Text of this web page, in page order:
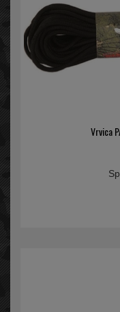
Vrvica